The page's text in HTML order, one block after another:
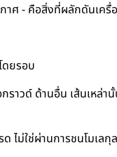
าศ - คือสิ่งที่ผลักดันเค
ยรอบ
าวด์ ด้านอื่น เส้นเหล่า
ไม่ใช่ผ่านการชนโมเลกุล